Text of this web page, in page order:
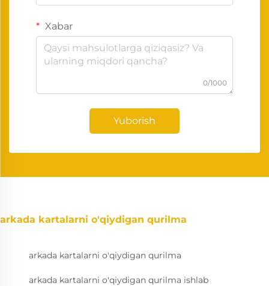
Xabar
0/1000
Yuborish
arkada kartalarni o'qiydigan qurilma
arkada kartalarni o'qiydigan qurilma
arkada kartalarni o'qiydigan qurilma ishlab